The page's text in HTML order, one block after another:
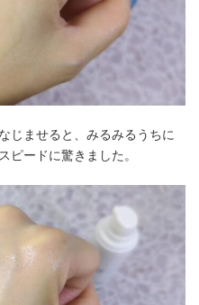
じませると、みるみるうちに
ピードに驚きました。